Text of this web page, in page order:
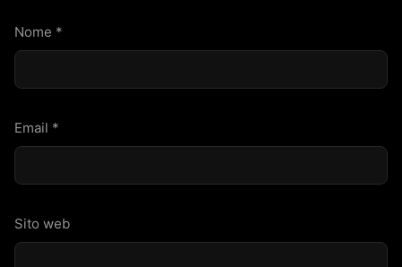
Nome *
Email *
Sito web